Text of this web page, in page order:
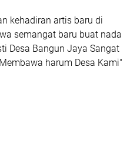
kehadiran artis baru di
semangat baru buat nada
Desa Bangun Jaya Sangat
harum Desa Kami"